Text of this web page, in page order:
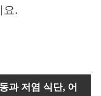
요.
과 저염 식단, 어